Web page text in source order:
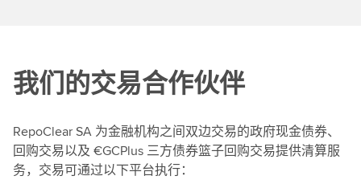
我们的交易合作伙伴
RepoClear SA 为金融机构之间双边交易的政府现金债券、
回购交易以及 €GCPlus 三方债券篮子回购交易提供清算服
务，交易可通过以下平台执行：